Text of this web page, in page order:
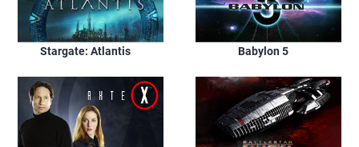
Stargate: Atlantis Babylon 5